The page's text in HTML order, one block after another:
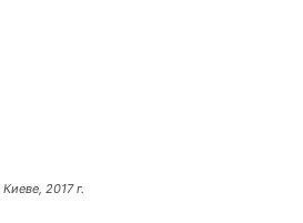
2017 г.